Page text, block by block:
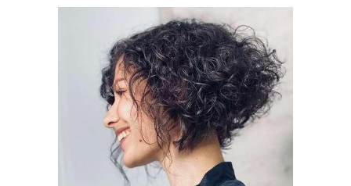
Волнистые волосы Тонкие волосы
Идеальные стрижки
Стрижки для редких